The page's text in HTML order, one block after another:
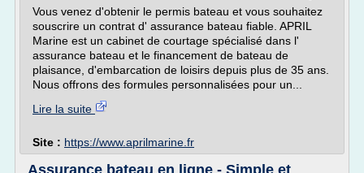
Vous venez d'obtenir le permis bateau et vous souhaitez
souscrire un contrat d' assurance bateau fiable. APRIL
Marine est un cabinet de courtage spécialisé dans l'
assurance bateau et le financement de bateau de
plaisance, d'embarcation de loisirs depuis plus de 35 ans.
Nous offrons des formules personnalisées pour un...
Lire la suite
Site : https://www.aprilmarine.fr
Assurance bateau en ligne - Simple et